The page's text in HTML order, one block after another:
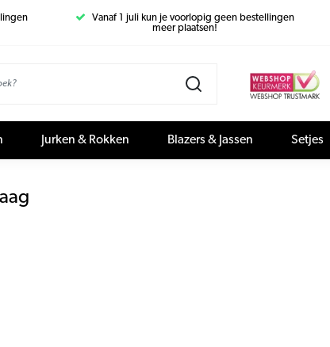
Vanaf 1 juli kun je voorlopig geen bestellingen
meer plaatsen!
Jurken & Rokken Blazers & Jassen Setjes